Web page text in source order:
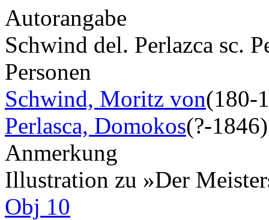
Autorangabe
Schwind del. Perlazca sc.
Personen
Schwind, Moritz von(180-
Perlasca, Domokos(?-1846)
Anmerkung
Illustration zu »Der
Obj 10